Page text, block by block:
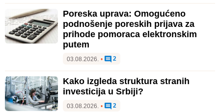
Poreska uprava: Omogućeno
podnošenje poreskih prijava za
prihode pomoraca elektronskim
putem
03.08.2026. • 2
Kako izgleda struktura stranih
investicija u Srbiji?
03.08.2026. • 2